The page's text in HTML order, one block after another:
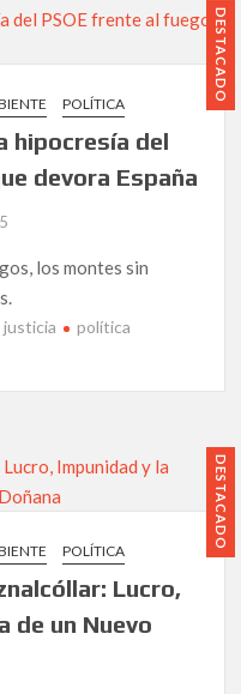
DESTACADO
POLÍTICA
hipocresía del
devora España
los montes sin
justicia política
DESTACADO
POLÍTICA
Lucro,
de un Nuevo